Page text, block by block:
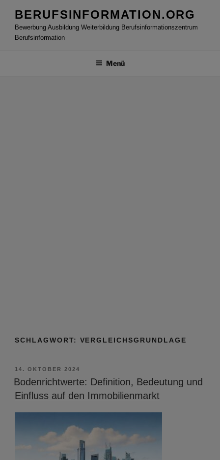
Inhalt
springen
BERUFSINFORMATION.ORG
Bewerbung Ausbildung Weiterbildung Berufsinformationszentrum
Berufsinformation
Menü
SCHLAGWORT: VERGLEICHSGRUNDLAGE
VERÖFFENTLICHT
AM
14. OKTOBER 2024
Bodenrichtwerte: Definition, Bedeutung und
Einfluss auf den Immobilienmarkt